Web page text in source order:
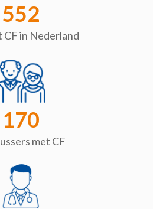
552
CF in Nederland
170
met CF